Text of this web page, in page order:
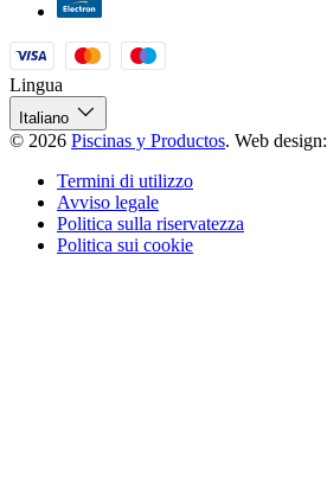
Lingua
Italiano
© 2026 Piscinas y Productos. Web design:
Termini di utilizzo
Avviso legale
Politica sulla riservatezza
Politica sui cookie